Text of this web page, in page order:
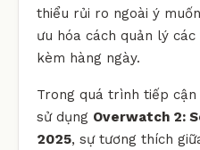
thiểu rủi ro ngoài ý
ưu hóa cách quản lý
kèm hàng ngày.
Trong quá trình tiếp
sử dụng Overwatch 2:
2025, sự tương thích